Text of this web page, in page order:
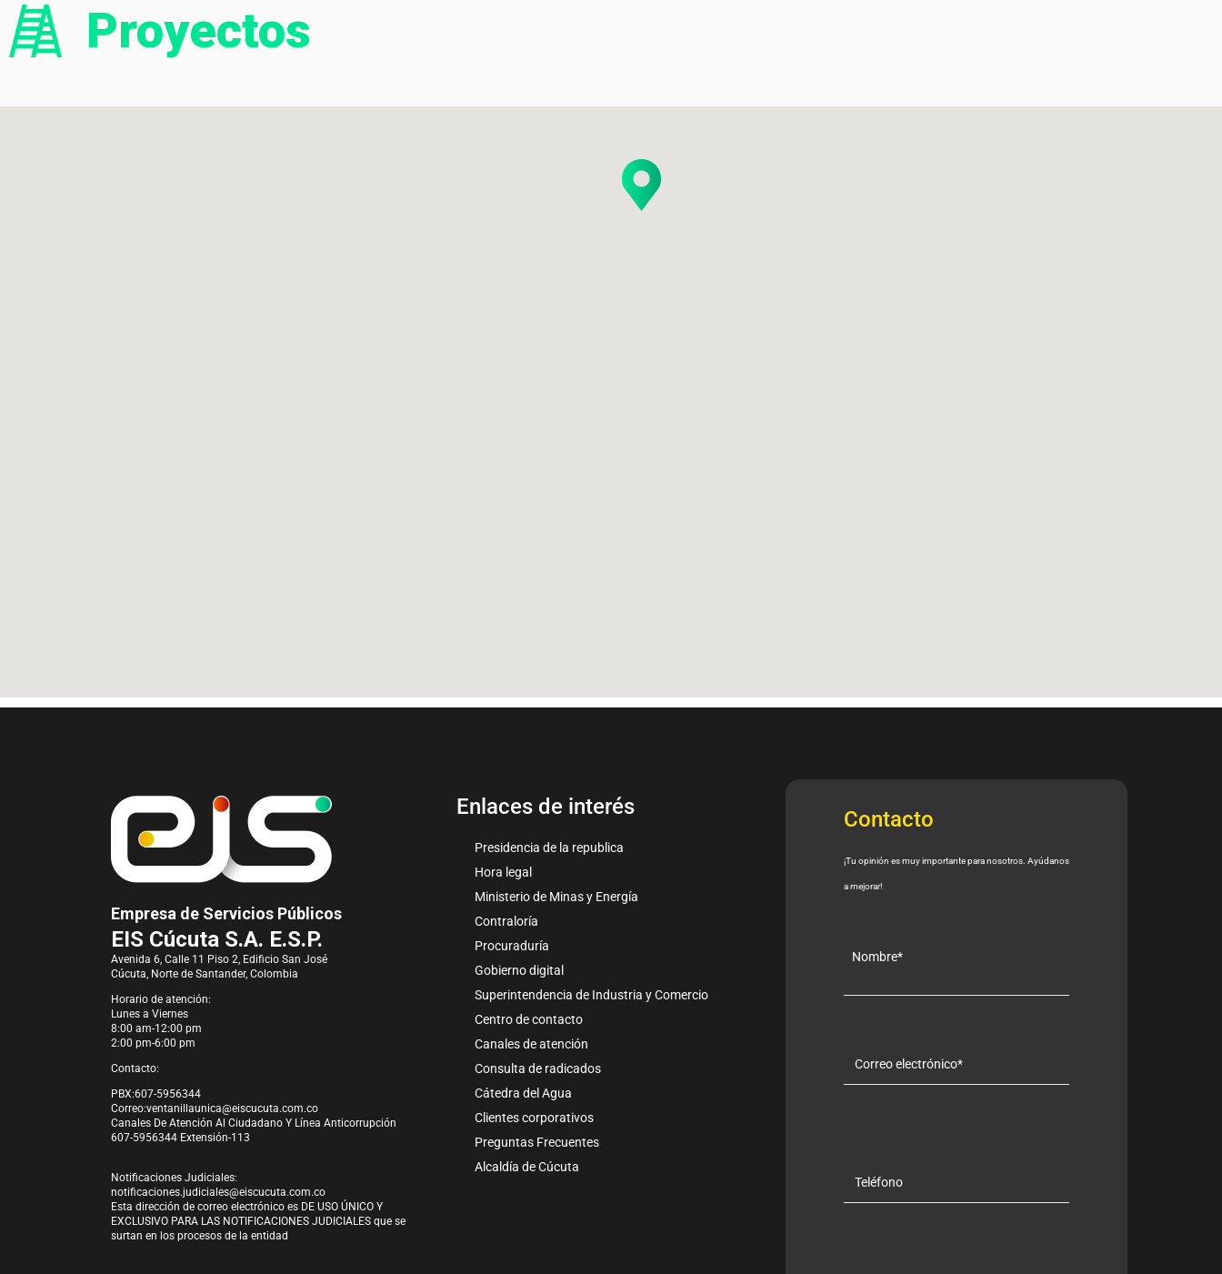
Proyectos
Empresa de Servicios Públicos
EIS Cúcuta S.A. E.S.P.
Avenida 6, Calle 11 Piso 2, Edificio San José
Cúcuta, Norte de Santander, Colombia
Horario de atención:
Lunes a Viernes
8:00 am-12:00 pm
2:00 pm-6:00 pm
Contacto:
PBX:607-5956344
Correo:ventanillaunica@eiscucuta.com.co
Canales De Atención Al Ciudadano Y Línea Anticorrupción
607-5956344 Extensión-113
Notificaciones Judiciales:
notificaciones.judiciales@eiscucuta.com.co
Esta dirección de correo electrónico es DE USO ÚNICO Y
EXCLUSIVO PARA LAS NOTIFICACIONES JUDICIALES que se
surtan en los procesos de la entidad
Enlaces de interés
Presidencia de la republica
Hora legal
Ministerio de Minas y Energía
Contraloría
Procuraduría
Gobierno digital
Superintendencia de Industria y Comercio
Centro de contacto
Canales de atención
Consulta de radicados
Cátedra del Agua
Clientes corporativos
Preguntas Frecuentes
Alcaldía de Cúcuta
Contacto
¡Tu opinión es muy importante para nosotros. Ayúdanos
a mejorar!